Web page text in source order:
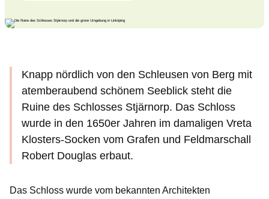
Knapp nördlich von den Schleusen von Berg mit
atemberaubend schönem Seeblick steht die
Ruine des Schlosses Stjärnorp. Das Schloss
wurde in den 1650er Jahren im damaligen Vreta
Klosters-Socken vom Grafen und Feldmarschall
Robert Douglas erbaut.
Das Schloss wurde vom bekannten Architekten